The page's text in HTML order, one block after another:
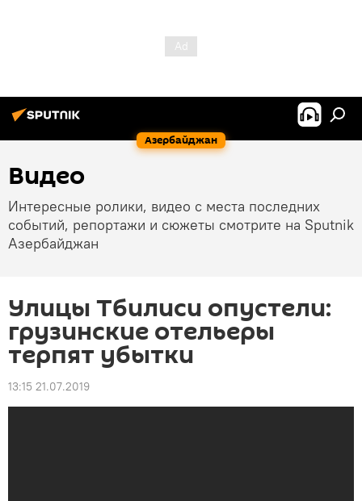
Азербайджан
Видео
Интересные ролики, видео с места последних
событий, репортажи и сюжеты смотрите на Sputnik
Азербайджан
Улицы Тбилиси опустели:
грузинские отельеры
терпят убытки
13:15 21.07.2019